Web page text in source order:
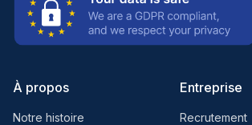
À propos
Notre histoire
Entreprise
Recrutement